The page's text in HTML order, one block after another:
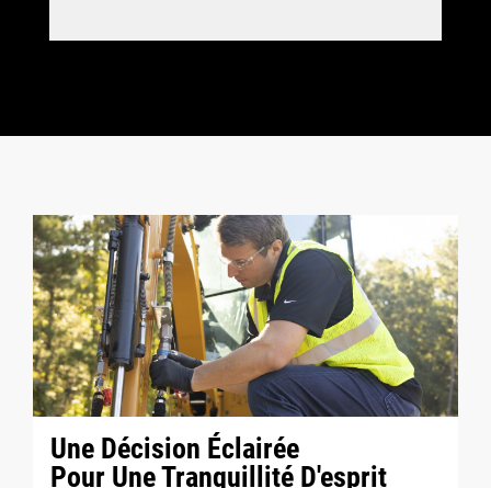
Une Décision Éclairée
Pour Une Tranquillité D'esprit